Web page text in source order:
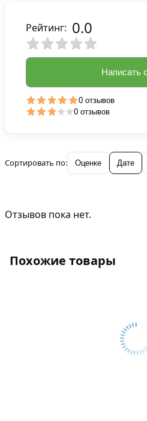
Сортировать по: Оценке Дате
Отзывов пока нет.
Рейтинг: 0.0
Написать
0 отзывов
0 отзывов
Похожие товары